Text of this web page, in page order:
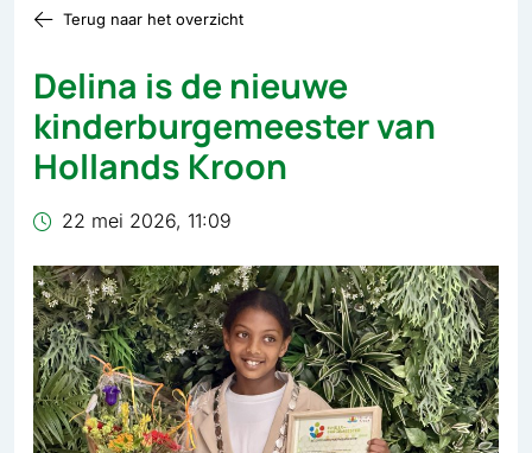
Terug naar het overzicht
Delina is de nieuwe
kinderburgemeester van
Hollands Kroon
22 mei 2026, 11:09